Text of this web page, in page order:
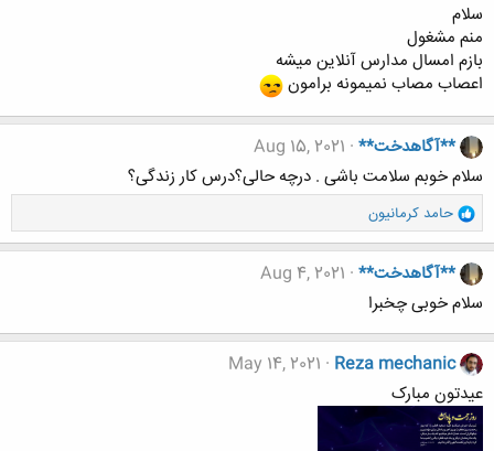
سلام
منم مشغول
بازم امسال مدارس آنلاین میشه
اعصاب مصاب نمیمونه برامون
**آگاهدخت** Aug 15, 2021
سلام خوبم سلامت باشی . درچه حالی؟درس کار زندگی؟
و
ا
ک
ن
ه
ا
:
حامد کرمانیون
**آگاهدخت** Aug 4, 2021
سلام خوبی چخبرا
Reza mechanic
May 14, 2021
عیدتون مبارک